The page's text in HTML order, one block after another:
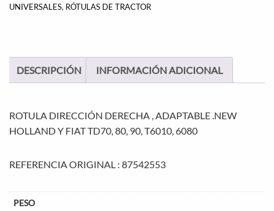
UNIVERSALES, RÓTULAS DE TRACTOR
DESCRIPCIÓN INFORMACIÓN ADICIONAL
ROTULA DIRECCIÓN DERECHA , ADAPTABLE .NEW
HOLLAND Y FIAT TD70, 80, 90, T6010, 6080
REFERENCIA ORIGINAL : 87542553
PESO